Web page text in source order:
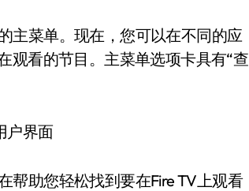
主菜单。现在，您可以在不同的应
观看的节目。主菜单选项卡具有“查
帮助您轻松找到要在Fire TV上观看